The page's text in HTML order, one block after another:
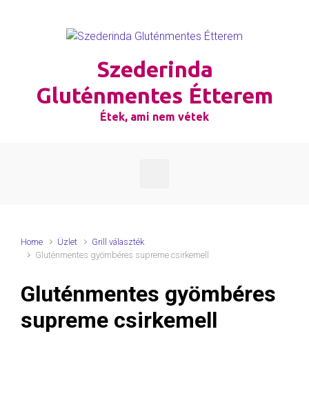
Szederinda
Gluténmentes Étterem
Étek, ami nem vétek
Home Üzlet
Grill választék
Gluténmentes gyömbéres supreme csirkemell
Gluténmentes gyömbéres
supreme csirkemell